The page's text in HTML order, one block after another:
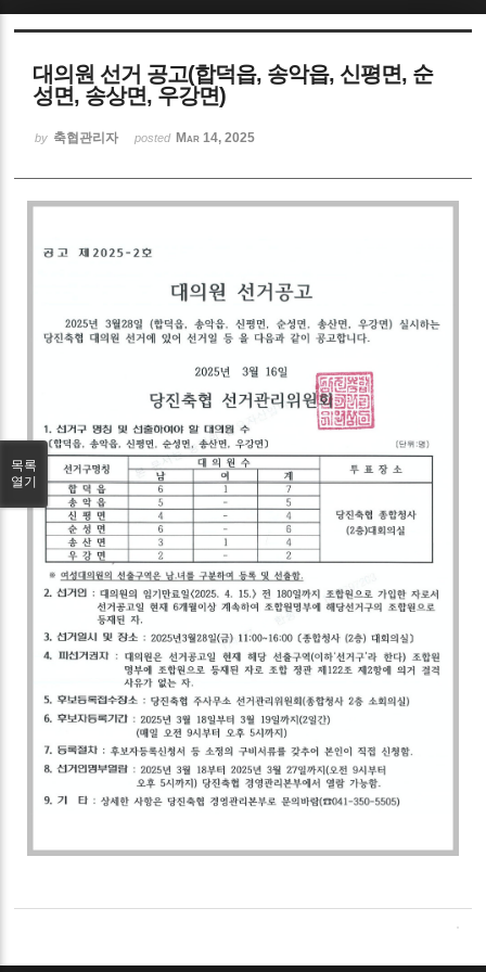
대의원 선거 공고(합덕읍, 송악읍, 신평면, 순
성면, 송상면, 우강면)
by 축협관리자 posted Mar 14, 2025
목록
열기
Sketchbook5, 스케치북5
Sketchbook5, 스케치북5